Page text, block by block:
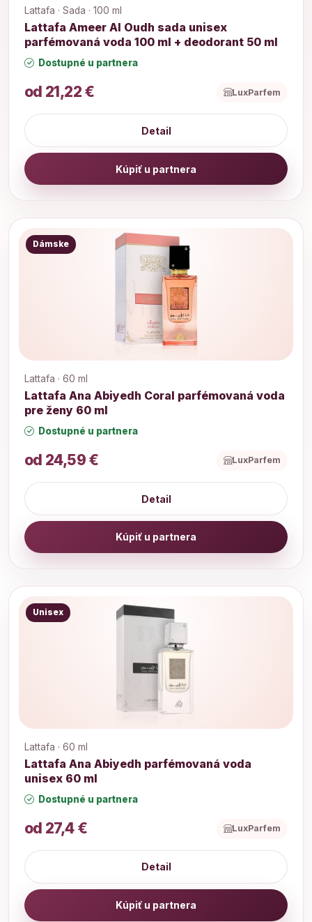
Lattafa · Sada · 100 ml
Lattafa Ameer Al Oudh sada unisex
parfémovaná voda 100 ml + deodorant 50 ml
Dostupné u partnera
od 21,22 € LuxParfem
Detail
Kúpiť u partnera
Dámske
Lattafa · 60 ml
Lattafa Ana Abiyedh Coral parfémovaná voda
pre ženy 60 ml
Dostupné u partnera
od 24,59 € LuxParfem
Detail
Kúpiť u partnera
Unisex
Lattafa · 60 ml
Lattafa Ana Abiyedh parfémovaná voda
unisex 60 ml
Dostupné u partnera
od 27,4 € LuxParfem
Detail
Kúpiť u partnera